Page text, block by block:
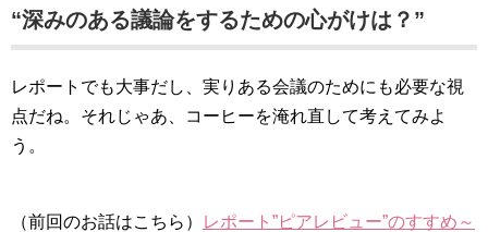
“深みのある議論をするための心がけは？”
レポートでも大事だし、実りある会議のためにも必要な視
点だね。それじゃあ、コーヒーを淹れ直して考えてみよ
う。
（前回のお話はこちら）
レポート”ピアレビュー”のすすめ～